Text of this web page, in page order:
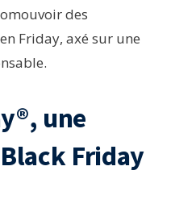
des
Friday, axé sur une
une
Friday